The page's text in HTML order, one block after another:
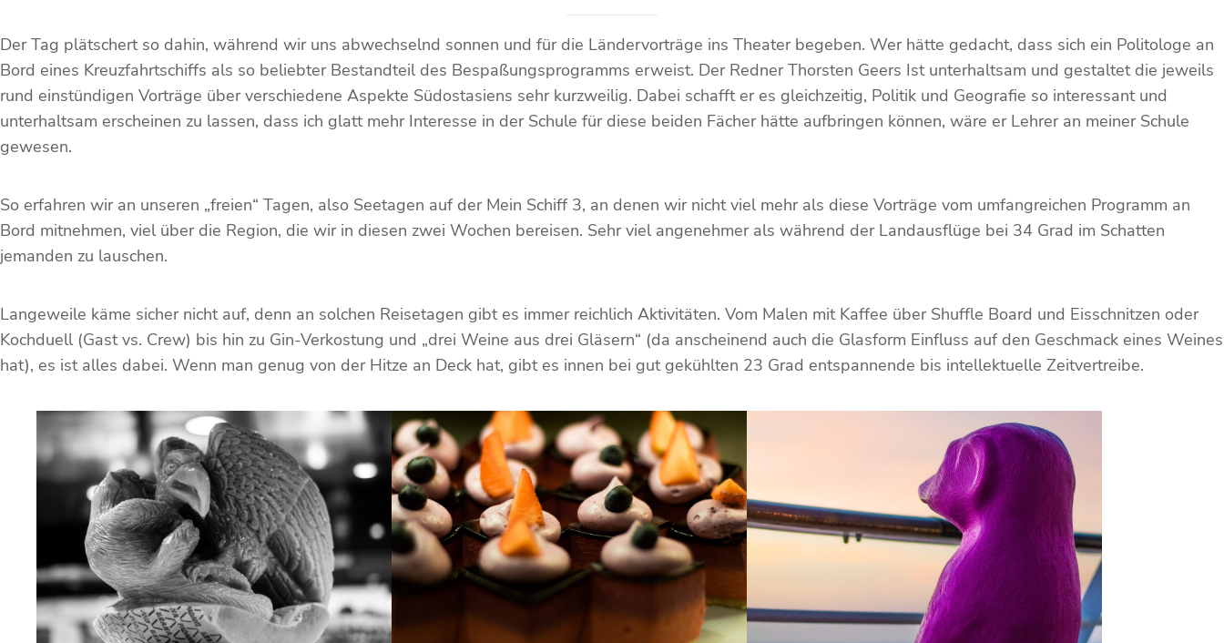
Der Tag plätschert so dahin, während wir uns abwechselnd sonnen und für die Ländervorträge ins Theater begeben. Wer hätte gedacht, dass sich ein Politologe an
Bord eines Kreuzfahrtschiffs als so beliebter Bestandteil des Bespaßungsprogramms erweist. Der Redner Thorsten Geers Ist unterhaltsam und gestaltet die jeweils
rund einstündigen Vorträge über verschiedene Aspekte Südostasiens sehr kurzweilig. Dabei schafft er es gleichzeitig, Politik und Geografie so interessant und
unterhaltsam erscheinen zu lassen, dass ich glatt mehr Interesse in der Schule für diese beiden Fächer hätte aufbringen können, wäre er Lehrer an meiner Schule
gewesen.
So erfahren wir an unseren „freien“ Tagen, also Seetagen auf der Mein Schiff 3, an denen wir nicht viel mehr als diese Vorträge vom umfangreichen Programm an
Bord mitnehmen, viel über die Region, die wir in diesen zwei Wochen bereisen. Sehr viel angenehmer als während der Landausflüge bei 34 Grad im Schatten
jemanden zu lauschen.
Langeweile käme sicher nicht auf, denn an solchen Reisetagen gibt es immer reichlich Aktivitäten. Vom Malen mit Kaffee über Shuffle Board und Eisschnitzen oder
Kochduell (Gast vs. Crew) bis hin zu Gin-Verkostung und „drei Weine aus drei Gläsern“ (da anscheinend auch die Glasform Einfluss auf den Geschmack eines Weines
hat), es ist alles dabei. Wenn man genug von der Hitze an Deck hat, gibt es innen bei gut gekühlten 23 Grad entspannende bis intellektuelle Zeitvertreibe.